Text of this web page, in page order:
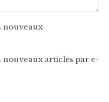
nouveaux
nouveaux articles par e-